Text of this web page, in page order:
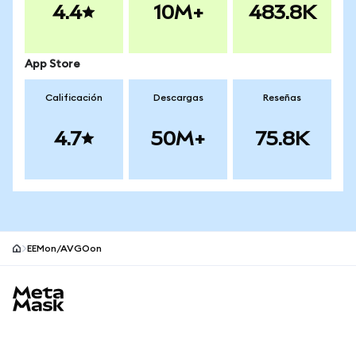
4.4 10M+ 483.8K
App Store
Calificación
4.7
Descargas
50M+
Reseñas
75.8K
EEMon/AVGOon